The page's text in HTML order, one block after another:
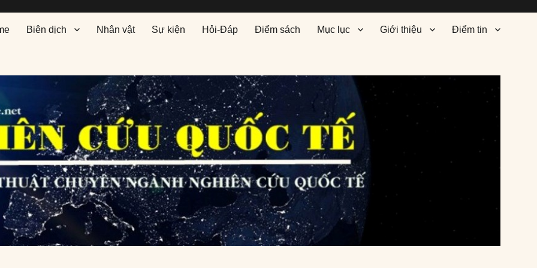
Biên dịch Nhân vật Sự kiện Hỏi-Đáp Điểm sách Mục lục Giới thiệu Điểm tin